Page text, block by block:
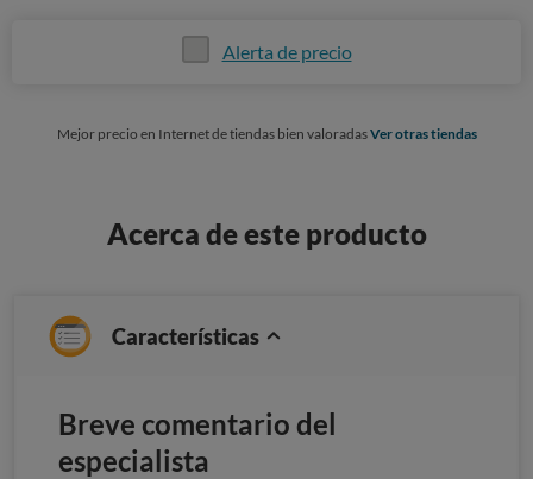
Alerta de precio
Mejor precio en Internet de tiendas bien valoradasVer otras tiendas
Acerca de este producto
Características
Breve comentario del
especialista